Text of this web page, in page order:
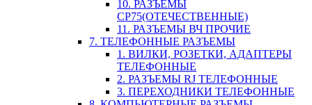
10. РАЗЪЕМЫ
СР75(ОТЕЧЕСТВЕННЫЕ)
11. РАЗЪЕМЫ ВЧ ПРОЧИЕ
7. ТЕЛЕФОННЫЕ РАЗЪЕМЫ
1. ВИЛКИ, РОЗЕТКИ, АДАПТЕРЫ
ТЕЛЕФОННЫЕ
2. РАЗЪЕМЫ RJ ТЕЛЕФОННЫЕ
3. ПЕРЕХОДНИКИ ТЕЛЕФОННЫЕ